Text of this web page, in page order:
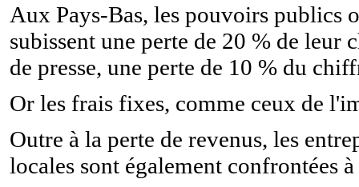
Aux Pays-Bas, les pouvoirs publics
subissent une perte de 20 % de
de presse, une perte de 10 % du
Or les frais fixes, comme ceux de
Outre à la perte de revenus, les
locales sont également confrontées